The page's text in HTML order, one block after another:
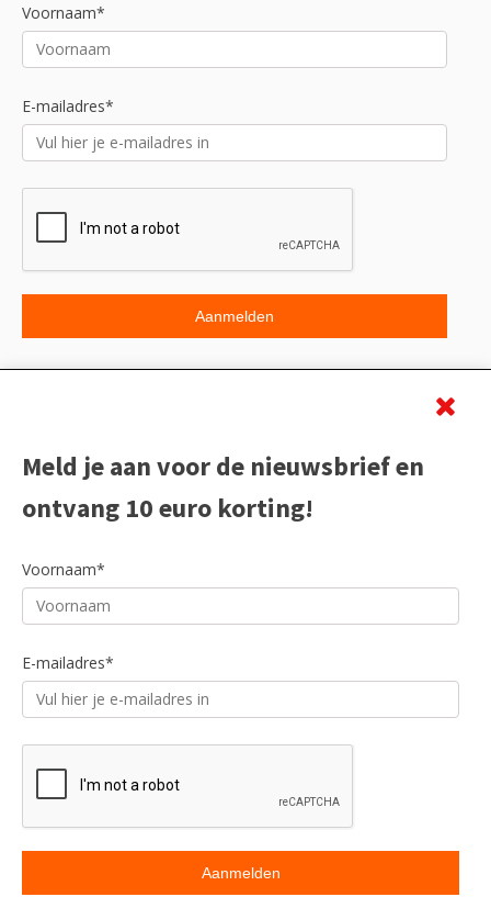
Voornaam*
E-mailadres*
Meld je aan voor de nieuwsbrief en
ontvang 10 euro korting!
Voornaam*
E-mailadres*